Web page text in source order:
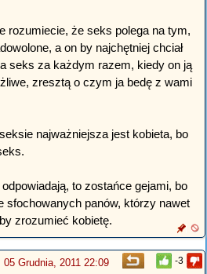
rozumiecie, że seks polega na tym,
a on by najchętniej chciał
seks za każdym razem, kiedy on ją
zresztą o czym ja bedę z wami
najważniejsza jest kobieta, bo
to zostańce gejami, bo
sfochowanych panów, którzy nawet
zrozumieć kobietę.
-3
05 Grudnia, 2011 22:09